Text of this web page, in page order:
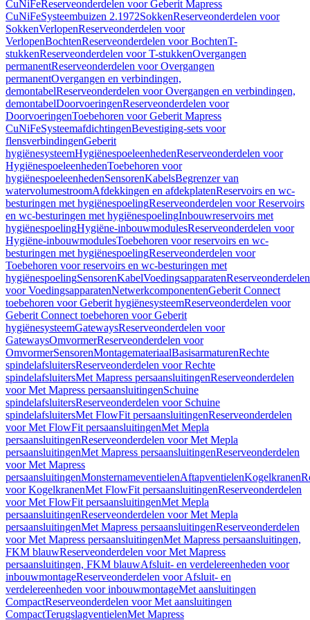
CuNiFeReserveonderdelen voor Geberit Mapress
CuNiFeSysteembuizen 2.1972SokkenReserveonderdelen voor
SokkenVerlopenReserveonderdelen voor
VerlopenBochtenReserveonderdelen voor BochtenT-
stukkenReserveonderdelen voor T-stukkenOvergangen
permanentReserveonderdelen voor Overgangen
permanentOvergangen en verbindingen,
demontabelReserveonderdelen voor Overgangen en verbindingen,
demontabelDoorvoeringenReserveonderdelen voor
DoorvoeringenToebehoren voor Geberit Mapress
CuNiFeSysteemafdichtingenBevestiging-sets voor
flensverbindingenGeberit
hygiënesysteemHygiënespoeleenhedenReserveonderdelen voor
HygiënespoeleenhedenToebehoren voor
hygiënespoeleenhedenSensorenKabelsBegrenzer van
watervolumestroomAfdekkingen en afdekplatenReservoirs en wc-
besturingen met hygiënespoelingReserveonderdelen voor Reservoirs
en wc-besturingen met hygiënespoelingInbouwreservoirs met
hygiënespoelingHygiëne-inbouwmodulesReserveonderdelen voor
Hygiëne-inbouwmodulesToebehoren voor reservoirs en wc-
besturingen met hygiënespoelingReserveonderdelen voor
Toebehoren voor reservoirs en wc-besturingen met
hygiënespoelingSensorenKabelVoedingsapparatenReserveonderdelen
voor VoedingsapparatenNetwerkcomponentenGeberit Connect
toebehoren voor Geberit hygiënesysteemReserveonderdelen voor
Geberit Connect toebehoren voor Geberit
hygiënesysteemGatewaysReserveonderdelen voor
GatewaysOmvormerReserveonderdelen voor
OmvormerSensorenMontagemateriaalBasisarmaturenRechte
spindelafsluitersReserveonderdelen voor Rechte
spindelafsluitersMet Mapress persaansluitingenReserveonderdelen
voor Met Mapress persaansluitingenSchuine
spindelafsluitersReserveonderdelen voor Schuine
spindelafsluitersMet FlowFit persaansluitingenReserveonderdelen
voor Met FlowFit persaansluitingenMet Mepla
persaansluitingenReserveonderdelen voor Met Mepla
persaansluitingenMet Mapress persaansluitingenReserveonderdelen
voor Met Mapress
persaansluitingenMonsternameventielenAftapventielenKogelkranen
voor KogelkranenMet FlowFit persaansluitingenReserveonderdelen
voor Met FlowFit persaansluitingenMet Mepla
persaansluitingenReserveonderdelen voor Met Mepla
persaansluitingenMet Mapress persaansluitingenReserveonderdelen
voor Met Mapress persaansluitingenMet Mapress persaansluitingen,
FKM blauwReserveonderdelen voor Met Mapress
persaansluitingen, FKM blauwAfsluit- en verdelereenheden voor
inbouwmontageReserveonderdelen voor Afsluit- en
verdelereenheden voor inbouwmontageMet aansluitingen
CompactReserveonderdelen voor Met aansluitingen
CompactTerugslagventielenMet Mapress